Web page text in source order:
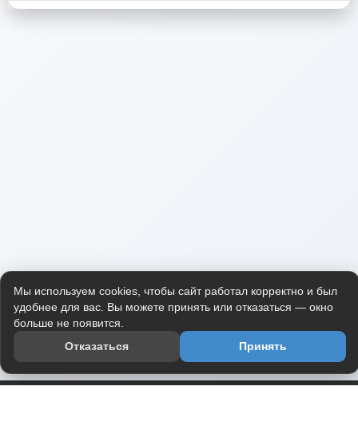
Мы используем cookies, чтобы сайт работал корректно и был
удобнее для вас. Вы можете принять или отказаться — окно
больше не появится.
Отказаться
Принять